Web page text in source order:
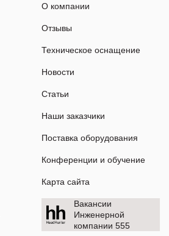
О компании
Отзывы
Техническое оснащение
Новости
Статьи
Наши заказчики
Поставка оборудования
Конференции и обучение
Карта сайта
Вакансии
Инженерной
компании 555